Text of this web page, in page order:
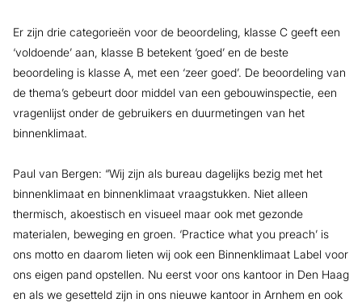
Er zijn drie categorieën voor de beoordeling, klasse C geeft een
‘voldoende’ aan, klasse B betekent ‘goed’ en de beste
beoordeling is klasse A, met een ‘zeer goed’. De beoordeling van
de thema’s gebeurt door middel van een gebouwinspectie, een
vragenlijst onder de gebruikers en duurmetingen van het
binnenklimaat.
Paul van Bergen: “Wij zijn als bureau dagelijks bezig met het
binnenklimaat en binnenklimaat vraagstukken. Niet alleen
thermisch, akoestisch en visueel maar ook met gezonde
materialen, beweging en groen. ‘Practice what you preach’ is
ons motto en daarom lieten wij ook een Binnenklimaat Label voor
ons eigen pand opstellen. Nu eerst voor ons kantoor in Den Haag
en als we gesetteld zijn in ons nieuwe kantoor in Arnhem en ook